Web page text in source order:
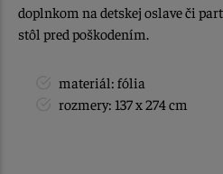
doplnkom na detskej oslave či
stôl pred poškodením.
materiál: fólia
rozmery: 137 x 274 cm